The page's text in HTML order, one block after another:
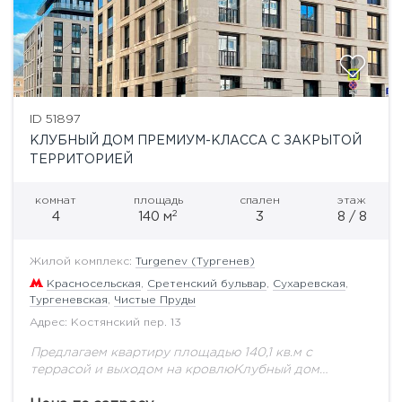
ID 51897
КЛУБНЫЙ ДОМ ПРЕМИУМ-КЛАССА С ЗАКРЫТОЙ
ТЕРРИТОРИЕЙ
комнат
4
площадь
140 м2
спален
3
этаж
8 / 8
Жилой комплекс: Turgenev (Тургенев)
Красносельская Сретенский бульвар Сухаревская
Тургеневская
Чистые Пруды
Адрес: Костянский пер. 13
Предлагаем квартиру площадью 140,1 кв.м с
террасой и выходом на кровлюКлубный дом